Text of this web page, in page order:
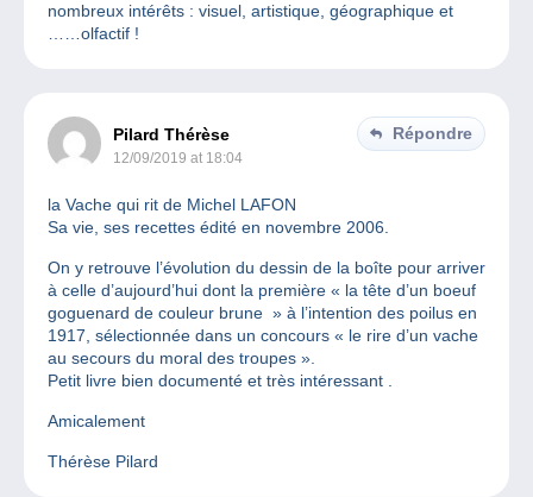
nombreux intérêts : visuel, artistique, géographique et
……olfactif !
Pilard Thérèse
12/09/2019 at 18:04
Répondre
la Vache qui rit de Michel LAFON
Sa vie, ses recettes édité en novembre 2006.
On y retrouve l’évolution du dessin de la boîte pour arriver
à celle d’aujourd’hui dont la première « la tête d’un boeuf
goguenard de couleur brune » à l’intention des poilus en
1917, sélectionnée dans un concours « le rire d’un vache
au secours du moral des troupes ».
Petit livre bien documenté et très intéressant .
Amicalement
Thérèse Pilard